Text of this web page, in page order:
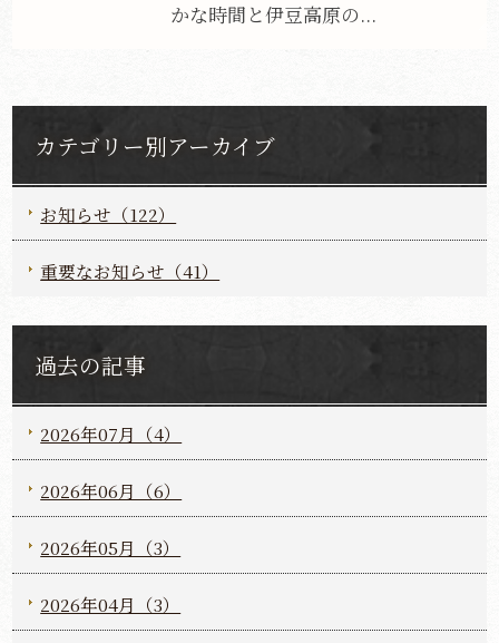
かな時間と伊豆高原の...
カテゴリー別アーカイブ
お知らせ（122）
重要なお知らせ（41）
過去の記事
2026年07月（4）
2026年06月（6）
2026年05月（3）
2026年04月（3）